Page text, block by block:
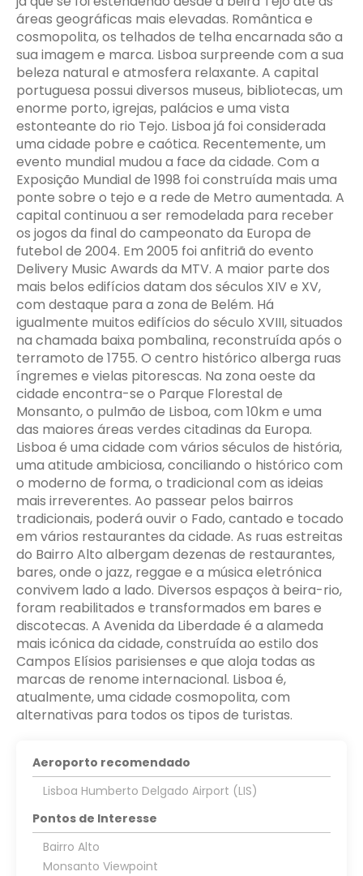
áreas geográficas mais elevadas. Romântica e
cosmopolita, os telhados de telha encarnada são a
sua imagem e marca. Lisboa surpreende com a sua
beleza natural e atmosfera relaxante. A capital
portuguesa possui diversos museus, bibliotecas, um
enorme porto, igrejas, palácios e uma vista
estonteante do rio Tejo. Lisboa já foi considerada
uma cidade pobre e caótica. Recentemente, um
evento mundial mudou a face da cidade. Com a
Exposição Mundial de 1998 foi construída mais uma
ponte sobre o tejo e a rede de Metro aumentada. A
capital continuou a ser remodelada para receber
os jogos da final do campeonato da Europa de
futebol de 2004. Em 2005 foi anfitriã do evento
Delivery Music Awards da MTV. A maior parte dos
mais belos edifícios datam dos séculos XIV e XV,
com destaque para a zona de Belém. Há
igualmente muitos edifícios do século XVIII, situados
na chamada baixa pombalina, reconstruída após o
terramoto de 1755. O centro histórico alberga ruas
íngremes e vielas pitorescas. Na zona oeste da
cidade encontra-se o Parque Florestal de
Monsanto, o pulmão de Lisboa, com 10km e uma
das maiores áreas verdes citadinas da Europa.
Lisboa é uma cidade com vários séculos de história,
uma atitude ambiciosa, conciliando o histórico com
o moderno de forma, o tradicional com as ideias
mais irreverentes. Ao passear pelos bairros
tradicionais, poderá ouvir o Fado, cantado e tocado
em vários restaurantes da cidade. As ruas estreitas
do Bairro Alto albergam dezenas de restaurantes,
bares, onde o jazz, reggae e a música eletrónica
convivem lado a lado. Diversos espaços à beira-rio,
foram reabilitados e transformados em bares e
discotecas. A Avenida da Liberdade é a alameda
mais icónica da cidade, construída ao estilo dos
Campos Elísios parisienses e que aloja todas as
marcas de renome internacional. Lisboa é,
atualmente, uma cidade cosmopolita, com
Aeroporto recomendado
Lisboa Humberto Delgado Airport (LIS)
Pontos de Interesse
Bairro Alto
Monsanto Viewpoint